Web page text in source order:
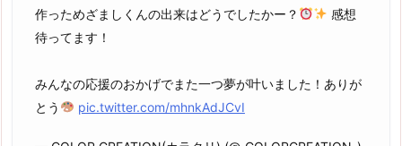
作っためざましくんの出来はどうでしたかー？
感想
待ってます！
みんなの応援のおかげでまた一つ夢が叶いました！ありが
とう
pic.twitter.com/mhnkAdJCvI